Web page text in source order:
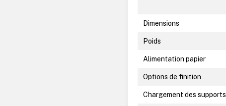
Dimensions
Poids
Alimentation papier
Options de finition
Chargement des supports